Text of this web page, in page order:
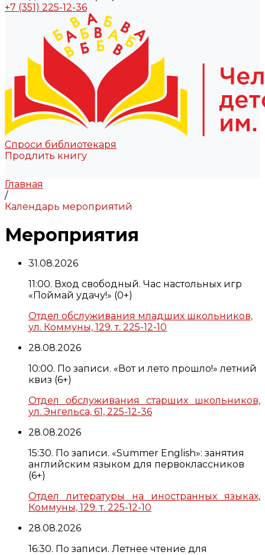
+7 (351) 225-12-36
Спроси библиотекаря
Продлить книгу
Главная
/
Календарь мероприятий
Мероприятия
31.08.2026
11:00. Вход свободный. Час настольных игр
«Поймай удачу!» (0+)
Отдел обслуживания младших школьников,
ул. Коммуны, 129. т. 225-12-10
28.08.2026
10:00. По записи. «Вот и лето прошло!» летний
квиз (6+)
Отдел обслуживания старших школьников,
ул. Энгельса, 61, 225-12-36
28.08.2026
15:30. По записи. «Summer English»: занятия
английским языком для первоклассников
(6+)
Отдел литературы на иностранных языках,
Коммуны, 129. т. 225-12-10
28.08.2026
16:30. По записи. Летнее чтение для